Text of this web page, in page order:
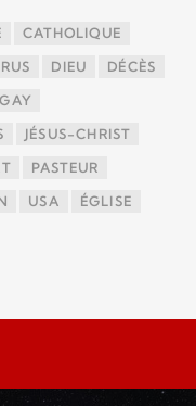
CATHOLIQUE
DIEU DÉCÈS
GAY
JÉSUS-CHRIST
PASTEUR
USA ÉGLISE